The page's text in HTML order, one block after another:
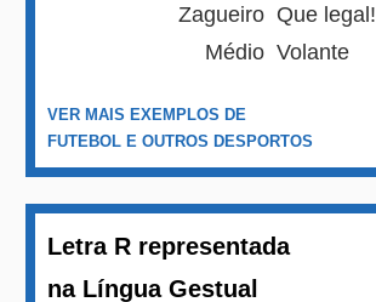
Zagueiro Que legal!
Médio Volante
VER MAIS EXEMPLOS DE
FUTEBOL E OUTROS DESPORTOS
Letra R representada
na Língua Gestual